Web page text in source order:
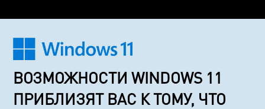
ВОЗМОЖНОСТИ WINDOWS 11
ПРИБЛИЗЯТ ВАС К ТОМУ, ЧТО